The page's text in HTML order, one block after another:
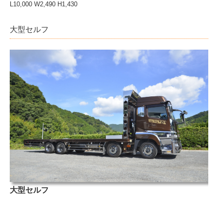
L10,000 W2,490 H1,430
大型セルフ
大型セルフ